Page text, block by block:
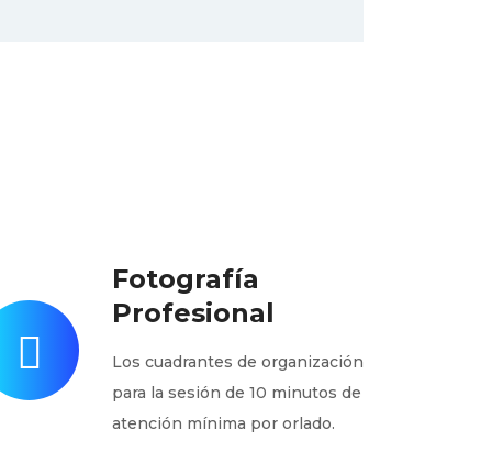
Fotografía
Profesional
Los cuadrantes de organización
para la sesión de 10 minutos de
atención mínima por orlado.